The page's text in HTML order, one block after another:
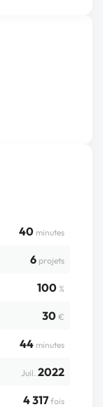
40 minutes
6 projets
100 %
30 €
44 minutes
Juil. 2022
4 317 fois